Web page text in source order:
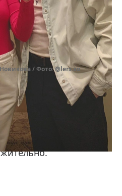
/ Фото: @lers.xo
Рыбин
но на вопрос
ли его спутница новой